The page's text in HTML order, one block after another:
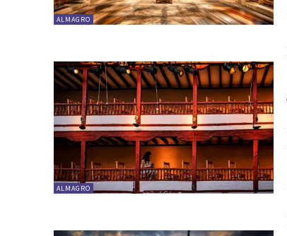
ALMAGRO
ALMAGRO